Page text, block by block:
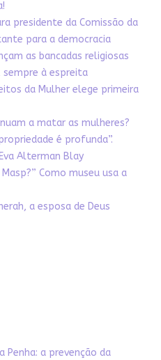
presidente da Comissão da
para a democracia
as bancadas religiosas
sempre à espreita
da Mulher elege primeira
a matar as mulheres?
é profunda”.
Alterman Blay
Como museu usa a
a esposa de Deus
Penha: a prevenção da